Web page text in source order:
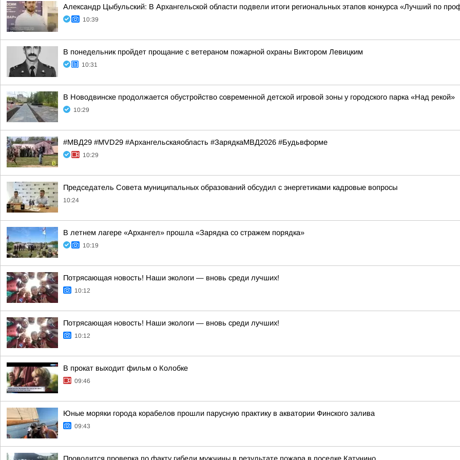
Александр Цыбульский: В Архангельской области подвели итоги региональных этапов конкурса «Лучший по
10:39
В понедельник пройдет прощание с ветераном пожарной охраны Виктором Левицким
10:31
В Новодвинске продолжается обустройство современной детской игровой зоны у городского парка «Над рекой»
10:29
#МВД29 #MVD29 #Архангельскаяобласть #ЗарядкаМВД2026 #Будьвформе
10:29
Председатель Совета муниципальных образований обсудил с энергетиками кадровые вопросы
10:24
В летнем лагере «Архангел» прошла «Зарядка со стражем порядка»
10:19
Потрясающая новость! Наши экологи — вновь среди лучших!
10:12
Потрясающая новость! Наши экологи — вновь среди лучших!
10:12
В прокат выходит фильм о Колобке
09:46
Юные моряки города корабелов прошли парусную практику в акватории Финского залива
09:43